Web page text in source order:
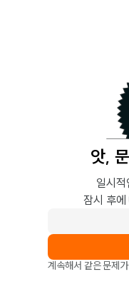
앗,
일시적
잠시 후
계속해서 같은 문제